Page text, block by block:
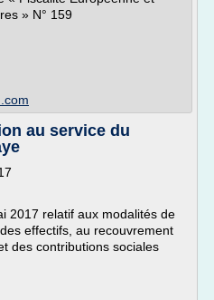
» N° 159
au service du
2017 relatif aux modalités de
effectifs, au recouvrement
des contributions sociales